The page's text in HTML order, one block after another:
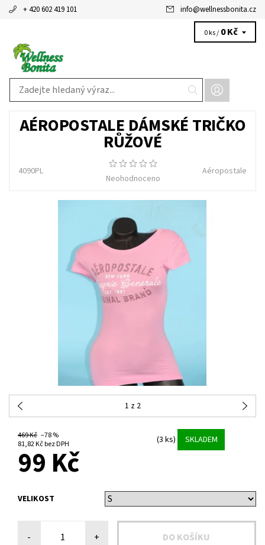
+ 420 602 419 101 info@wellnessbonita.cz
0 ks / 0 Kč
AÉROPOSTALE DÁMSKÉ TRIČKO
RŮŽOVÉ
4090PL
Neohodnoceno
Aéropostale
1 z 2
469 Kč –78 %
81,82 Kč bez DPH
(3 ks) SKLADEM
99 Kč
VELIKOST
- +